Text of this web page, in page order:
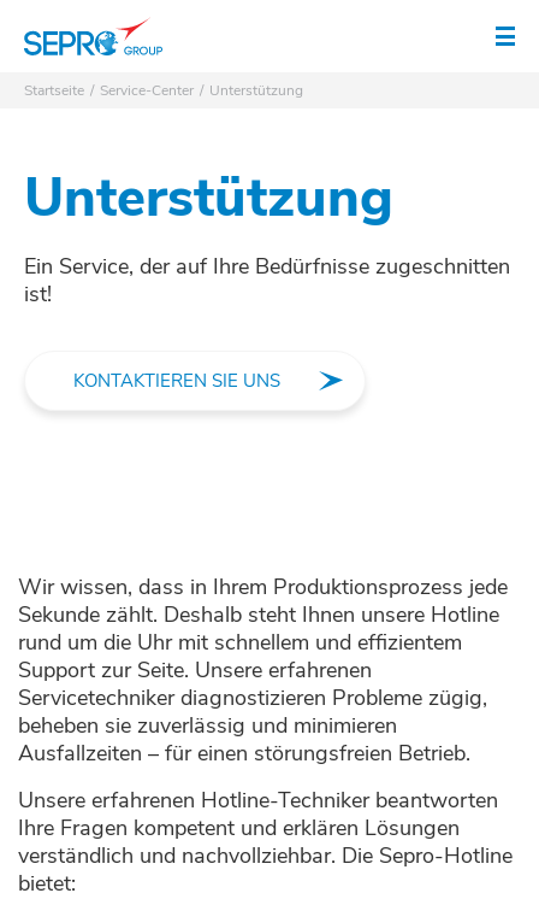
Startseite Service-Center Unterstützung
Unterstützung
Ein Service, der auf Ihre Bedürfnisse zugeschnitten
ist!
KONTAKTIEREN SIE UNS
Wir wissen, dass in Ihrem Produktionsprozess jede
Sekunde zählt. Deshalb steht Ihnen unsere Hotline
rund um die Uhr mit schnellem und effizientem
Support zur Seite. Unsere erfahrenen
Servicetechniker diagnostizieren Probleme zügig,
beheben sie zuverlässig und minimieren
Ausfallzeiten – für einen störungsfreien Betrieb.
Unsere erfahrenen Hotline-Techniker beantworten
Ihre Fragen kompetent und erklären Lösungen
verständlich und nachvollziehbar. Die Sepro-Hotline
bietet: